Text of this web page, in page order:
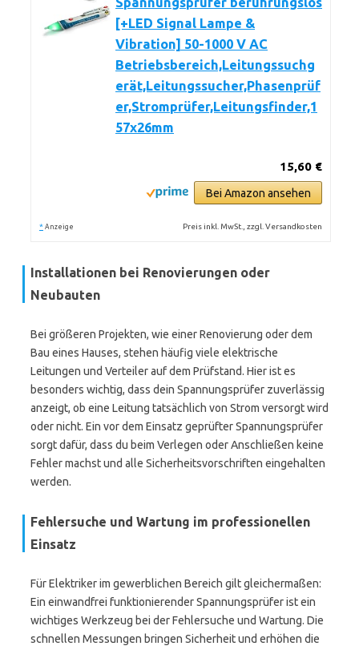
[+LED Signal Lampe &
Vibration] 50-1000 V AC
Betriebsbereich,Leitungssuchg
erät,Leitungssucher,Phasenprüf
er,Stromprüfer,Leitungsfinder,1
57x26mm
15,60 €
Bei Amazon ansehen
* Anzeige Preis inkl. MwSt., zzgl. Versandkosten
Installationen bei Renovierungen oder
Neubauten
Bei größeren Projekten, wie einer Renovierung oder dem
Bau eines Hauses, stehen häufig viele elektrische
Leitungen und Verteiler auf dem Prüfstand. Hier ist es
besonders wichtig, dass dein Spannungsprüfer zuverlässig
anzeigt, ob eine Leitung tatsächlich von Strom versorgt wird
oder nicht. Ein vor dem Einsatz geprüfter Spannungsprüfer
sorgt dafür, dass du beim Verlegen oder Anschließen keine
Fehler machst und alle Sicherheitsvorschriften eingehalten
werden.
Fehlersuche und Wartung im professionellen
Einsatz
Für Elektriker im gewerblichen Bereich gilt gleichermaßen:
Ein einwandfrei funktionierender Spannungsprüfer ist ein
wichtiges Werkzeug bei der Fehlersuche und Wartung. Die
schnellen Messungen bringen Sicherheit und erhöhen die